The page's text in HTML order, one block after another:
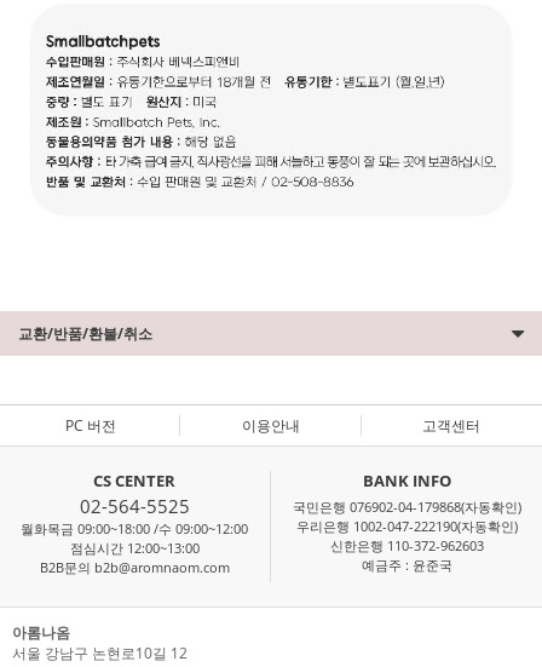
교환/반품/환불/취소
PC 버전 이용안내 고객센터
CS CENTER
02-564-5525
월화목금 09:00~18:00 /수 09:00~12:00
점심시간 12:00~13:00
B2B문의 b2b@aromnaom.com
BANK INFO
국민은행 076902-04-179868(자동확인)
우리은행 1002-047-222190(자동확인)
신한은행 110-372-962603
예금주 : 윤준국
아롬나옴
서울 강남구 논현로10길 12